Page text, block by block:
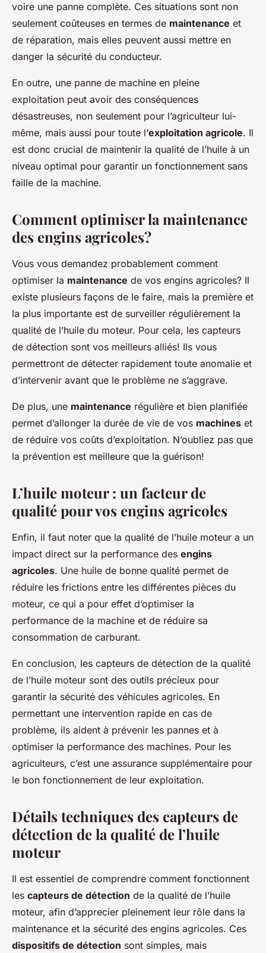
voire une panne complète. Ces situations sont non
seulement coûteuses en termes de maintenance et
de réparation, mais elles peuvent aussi mettre en
danger la sécurité du conducteur.
En outre, une panne de machine en pleine
exploitation peut avoir des conséquences
désastreuses, non seulement pour l’agriculteur lui-
même, mais aussi pour toute l’exploitation agricole. Il
est donc crucial de maintenir la qualité de l’huile à un
niveau optimal pour garantir un fonctionnement sans
faille de la machine.
Comment optimiser la maintenance
des engins agricoles?
Vous vous demandez probablement comment
optimiser la maintenance de vos engins agricoles? Il
existe plusieurs façons de le faire, mais la première et
la plus importante est de surveiller régulièrement la
qualité de l’huile du moteur. Pour cela, les capteurs
de détection sont vos meilleurs alliés! Ils vous
permettront de détecter rapidement toute anomalie et
d’intervenir avant que le problème ne s’aggrave.
De plus, une maintenance régulière et bien planifiée
permet d’allonger la durée de vie de vos machines et
de réduire vos coûts d’exploitation. N’oubliez pas que
la prévention est meilleure que la guérison!
L’huile moteur : un facteur de
qualité pour vos engins agricoles
Enfin, il faut noter que la qualité de l’huile moteur a un
impact direct sur la performance des engins
agricoles. Une huile de bonne qualité permet de
réduire les frictions entre les différentes pièces du
moteur, ce qui a pour effet d’optimiser la
performance de la machine et de réduire sa
consommation de carburant.
En conclusion, les capteurs de détection de la qualité
de l’huile moteur sont des outils précieux pour
garantir la sécurité des véhicules agricoles. En
permettant une intervention rapide en cas de
problème, ils aident à prévenir les pannes et à
optimiser la performance des machines. Pour les
agriculteurs, c’est une assurance supplémentaire pour
le bon fonctionnement de leur exploitation.
Détails techniques des capteurs de
détection de la qualité de l’huile
moteur
Il est essentiel de comprendre comment fonctionnent
les capteurs de détection de la qualité de l’huile
moteur, afin d’apprecier pleinement leur rôle dans la
maintenance et la sécurité des engins agricoles. Ces
dispositifs de détection sont simples, mais